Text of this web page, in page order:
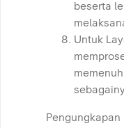
beserta
Untuk